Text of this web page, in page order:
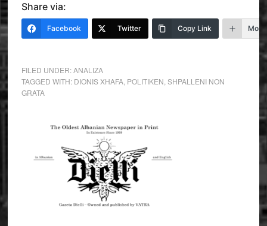
Share via:
Facebook Twitter Copy Link More
FILED UNDER:ANALIZA
TAGGED WITH: DIONIS XHAFA, POLITIKEN SHPALLENI NON
GRATA